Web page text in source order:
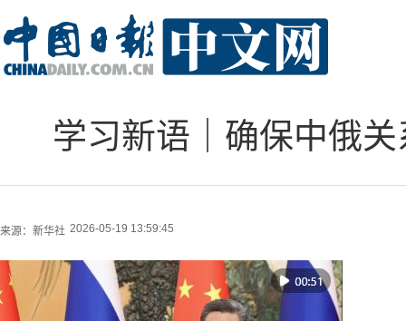
学习新语｜确保中俄
来源： 新华社 2026-05-19 13:59:45